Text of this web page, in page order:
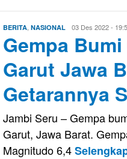
BERITA NASIONAL Firman
Saputra
03 Des 2022 -
Gempa
Garut Jawa
Getarannya
Jambi Seru – Gempa
Garut, Jawa Barat.
Magnitudo 6,4